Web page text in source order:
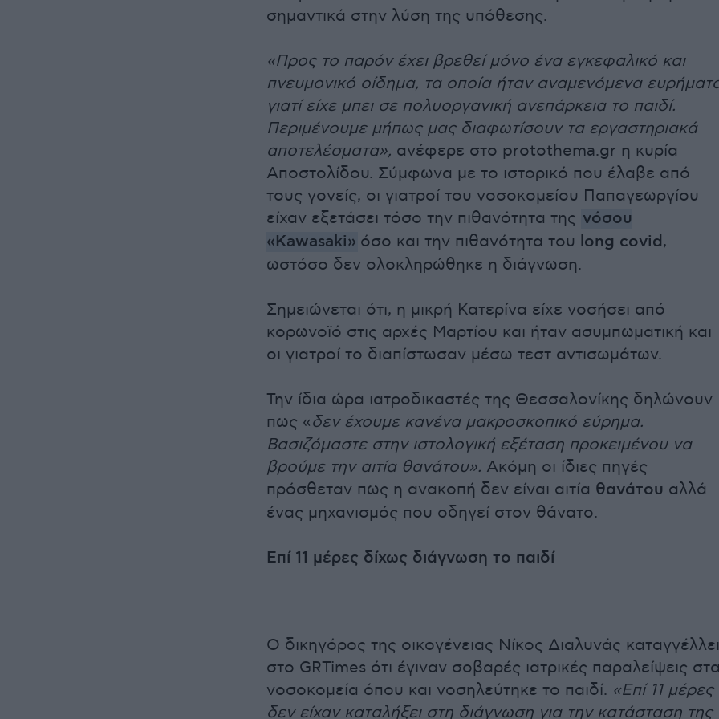
σημαντικά στην λύση της υπόθεσης.
«Προς το παρόν έχει βρεθεί μόνο ένα εγκεφαλικό και
πνευμονικό οίδημα, τα οποία ήταν αναμενόμενα
γιατί είχε μπει σε πολυοργανική ανεπάρκεια το παιδί.
Περιμένουμε μήπως μας διαφωτίσουν τα εργαστηριακά
αποτελέσματα», ανέφερε στο protothema.gr η κυρία
Αποστολίδου. Σύμφωνα με το ιστορικό που έλαβε από
τους γονείς, οι γιατροί του νοσοκομείου Παπαγεωργίου
είχαν εξετάσει τόσο την πιθανότητα της νόσου
«Kawasaki» όσο και την πιθανότητα του long covid,
ωστόσο δεν ολοκληρώθηκε η διάγνωση.
Σημειώνεται ότι, η μικρή Κατερίνα είχε νοσήσει από
κορωνοϊό στις αρχές Μαρτίου και ήταν ασυμπωματική και
οι γιατροί το διαπίστωσαν μέσω τεστ αντισωμάτων.
Την ίδια ώρα ιατροδικαστές της Θεσσαλονίκης δηλώνουν
πως «δεν έχουμε κανένα μακροσκοπικό εύρημα.
Βασιζόμαστε στην ιστολογική εξέταση προκειμένου να
βρούμε την αιτία θανάτου». Ακόμη οι ίδιες πηγές
πρόσθεταν πως η ανακοπή δεν είναι αιτία θανάτου αλλά
ένας μηχανισμός που οδηγεί στον θάνατο.
Επί 11 μέρες δίχως διάγνωση το παιδί
Ο δικηγόρος της οικογένειας Νίκος Διαλυνάς καταγγέλλει
στο GRTimes ότι έγιναν σοβαρές ιατρικές παραλείψεις
νοσοκομεία όπου και νοσηλεύτηκε το παιδί. «Επί 11 μέρες
δεν είχαν καταλήξει στη διάγνωση για την κατάσταση της